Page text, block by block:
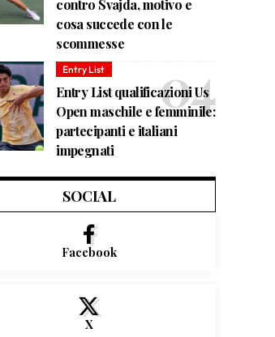
contro Svajda, motivo e
cosa succede con le
scommesse
Entry List
Entry List qualificazioni Us
Open maschile e femminile:
partecipanti e italiani
impegnati
SOCIAL
Facebook
X